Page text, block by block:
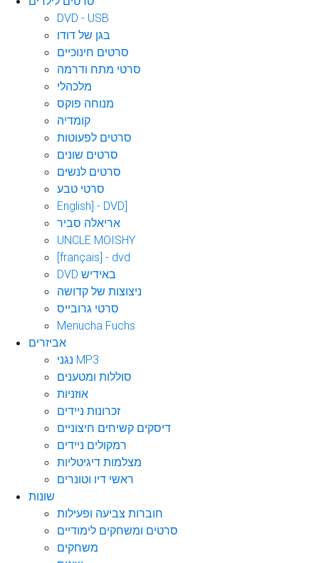
DVD - USB
בגן של דודו
סרטים חינוכיים
סרטי מתח ודרמה
מלכהלי
מנוחה פוקס
קומדיה
סרטים לפעוטות
סרטים שונים
סרטים לנשים
סרטי טבע
English] - DVD]
אריאלה סביר
UNCLE MOISHY
[français] - dvd
DVD באידיש
ניצוצות של קדושה
סרטי גרובייס
Menucha Fuchs
אביזרים
נגני MP3
סוללות ומטענים
אוזניות
זכרונות ניידים
דיסקים קשיחים חיצוניים
רמקולים ניידים
מצלמות דיגיטליות
ראשי דיו וטונרים
שונות
חוברות צביעה ופעילות
סרטים ומשחקים לימודיים
משחקים